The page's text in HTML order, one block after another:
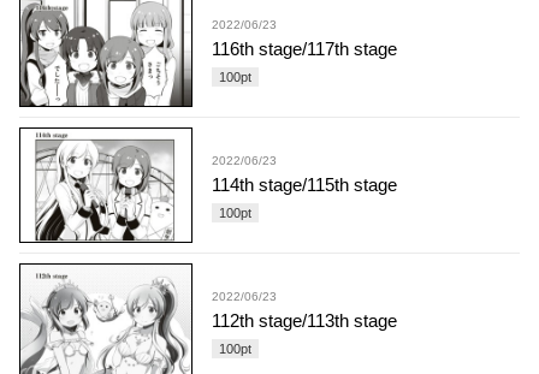
2022/06/23
116th stage/117th stage
100pt
2022/06/23
114th stage/115th stage
100pt
2022/06/23
112th stage/113th stage
100pt